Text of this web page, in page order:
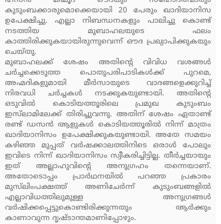
കുടുംബക്കാരുമൊക്കെയായി 20 പേരും ഖാദിയാനിസ
ഉപേക്ഷിച്ചു. എല്ലാ നിബന്ധനകളും പാലിച്ചു കൊണ്ട്
നടത്തിയ മുബാഹലയുടെ ഫലം
കാത്തിരിക്കുകയായിരുന്നുവെന്ന് ഔദ പ്രഖ്യാപിക്കുകയും
ചെയ്തു.
മുബാഹലക്ക് ശേഷം അതിന്റെ വിവിധ വശങ്ങള്‍
ചര്‍ച്ചക്കെടുത്ത പൊതുപരിപാടികള്‍ക്ക് പുറമെ,
അഹ്മദികളുമായി മീര്‍സായുടെ വാദങ്ങളെക്കുറിച്ച്
നിരവധി ചര്‍ച്ചകള്‍ നടക്കുകയുണ്ടായി. അതിന്റെ
ഒടുവില്‍ കൊടിയത്തൂരിലെ പ്രമുഖ കുടുംബം
ഇസ്‌ലാമിലേക്ക് തിരിച്ചുവന്നു. അതിന് ശേഷം ഏതാണ്ട്
രണ്ട് ഡസന്‍ ആളുകള്‍ കൊടിയത്തൂരില്‍ നിന്ന് മാത്രം
ഖാദിയാനിസം ഉപേക്ഷിക്കുകയുണ്ടായി. അതേ സമയം
കഴിഞ്ഞ മുപ്പത് വര്‍ഷക്കാലത്തിനിടെ ഒരാള്‍ പോലും
ഇവിടെ നിന്ന് ഖാദിയാനിസം സ്വീകരിച്ചിട്ടില്ല. തീര്‍ച്ചയായും
ഇത് അല്ലാഹുവിന്റെ അനുഗ്രഹം തന്നെയാണ്.
അതോടൊപ്പം പ്രാര്‍ഥനയില്‍ പറഞ്ഞ പ്രകാരം
മുസ്‌ലിംപക്ഷത്ത് അണിചേര്‍ന്ന് കുടുംബങ്ങളില്‍
എല്ലാവിധത്തിലുമുള്ള അനുഗ്രങ്ങള്‍
വര്‍ഷിക്കപ്പെട്ടുകൊണ്ടിരിക്കുന്നതും ആര്‍ക്കും
കാണാവുന്ന ദൃഷ്ടാന്തമാണിപ്പോഴും.